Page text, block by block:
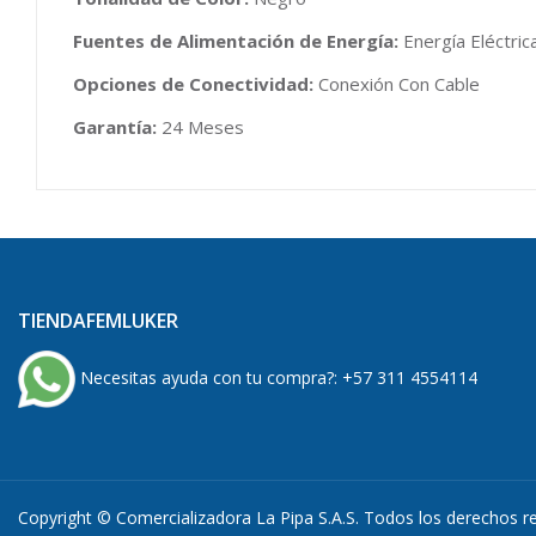
Fuentes de Alimentación de Energía: Energía
Opciones de Conectividad: Conexión Con Cable
Garantía: 24 Meses
TIENDAFEMLUKER
Necesitas ayuda con tu compra?: +57 311 4554114
Copyright © Comercializadora La Pipa S.A.S. Todos los derechos